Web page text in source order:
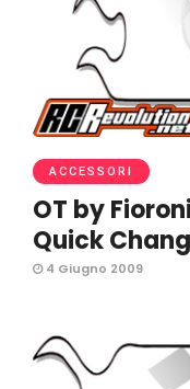
ACCESSORI
OT by
Quick
4 Giugno 2009